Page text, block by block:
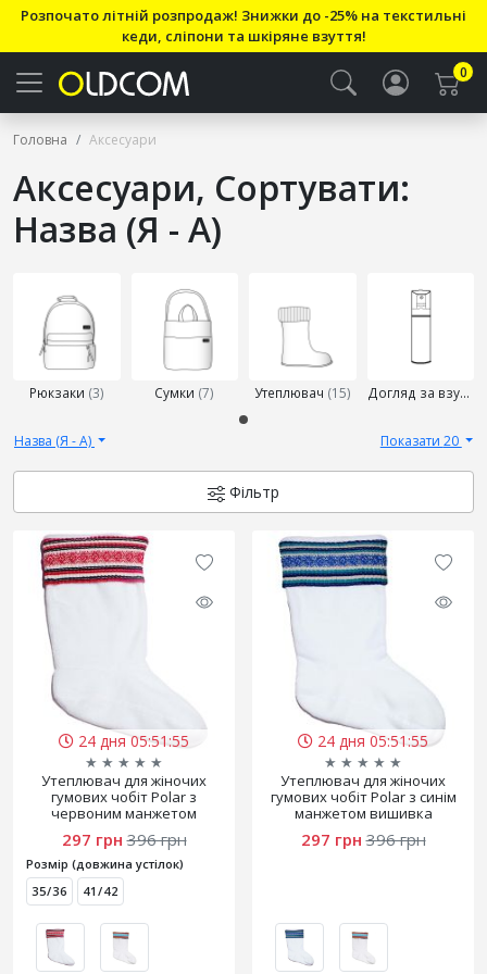
Розпочато літній розпродаж! Знижки до -25% на текстильні
кеди, сліпони та шкіряне взуття!
0
Головна Аксесуари
Аксесуари, Сортувати:
Назва (Я - А)
підкатегорію
Рюкзаки (3) Сумки (7) Утеплювач (15) Догляд за взуттям
Назва (Я - А) Показати 20
Фільтр
24 дня 05:51:55
★ ★ ★ ★ ★
Утеплювач для жіночих
гумових чобіт Polar з
червоним манжетом
297 грн 396 грн
Розмір (довжина устілок)
35/36
41/42
24 дня 05:51:55
★ ★ ★ ★ ★
Утеплювач для жіночих
гумових чобіт Polar з синім
манжетом вишивка
297 грн 396 грн